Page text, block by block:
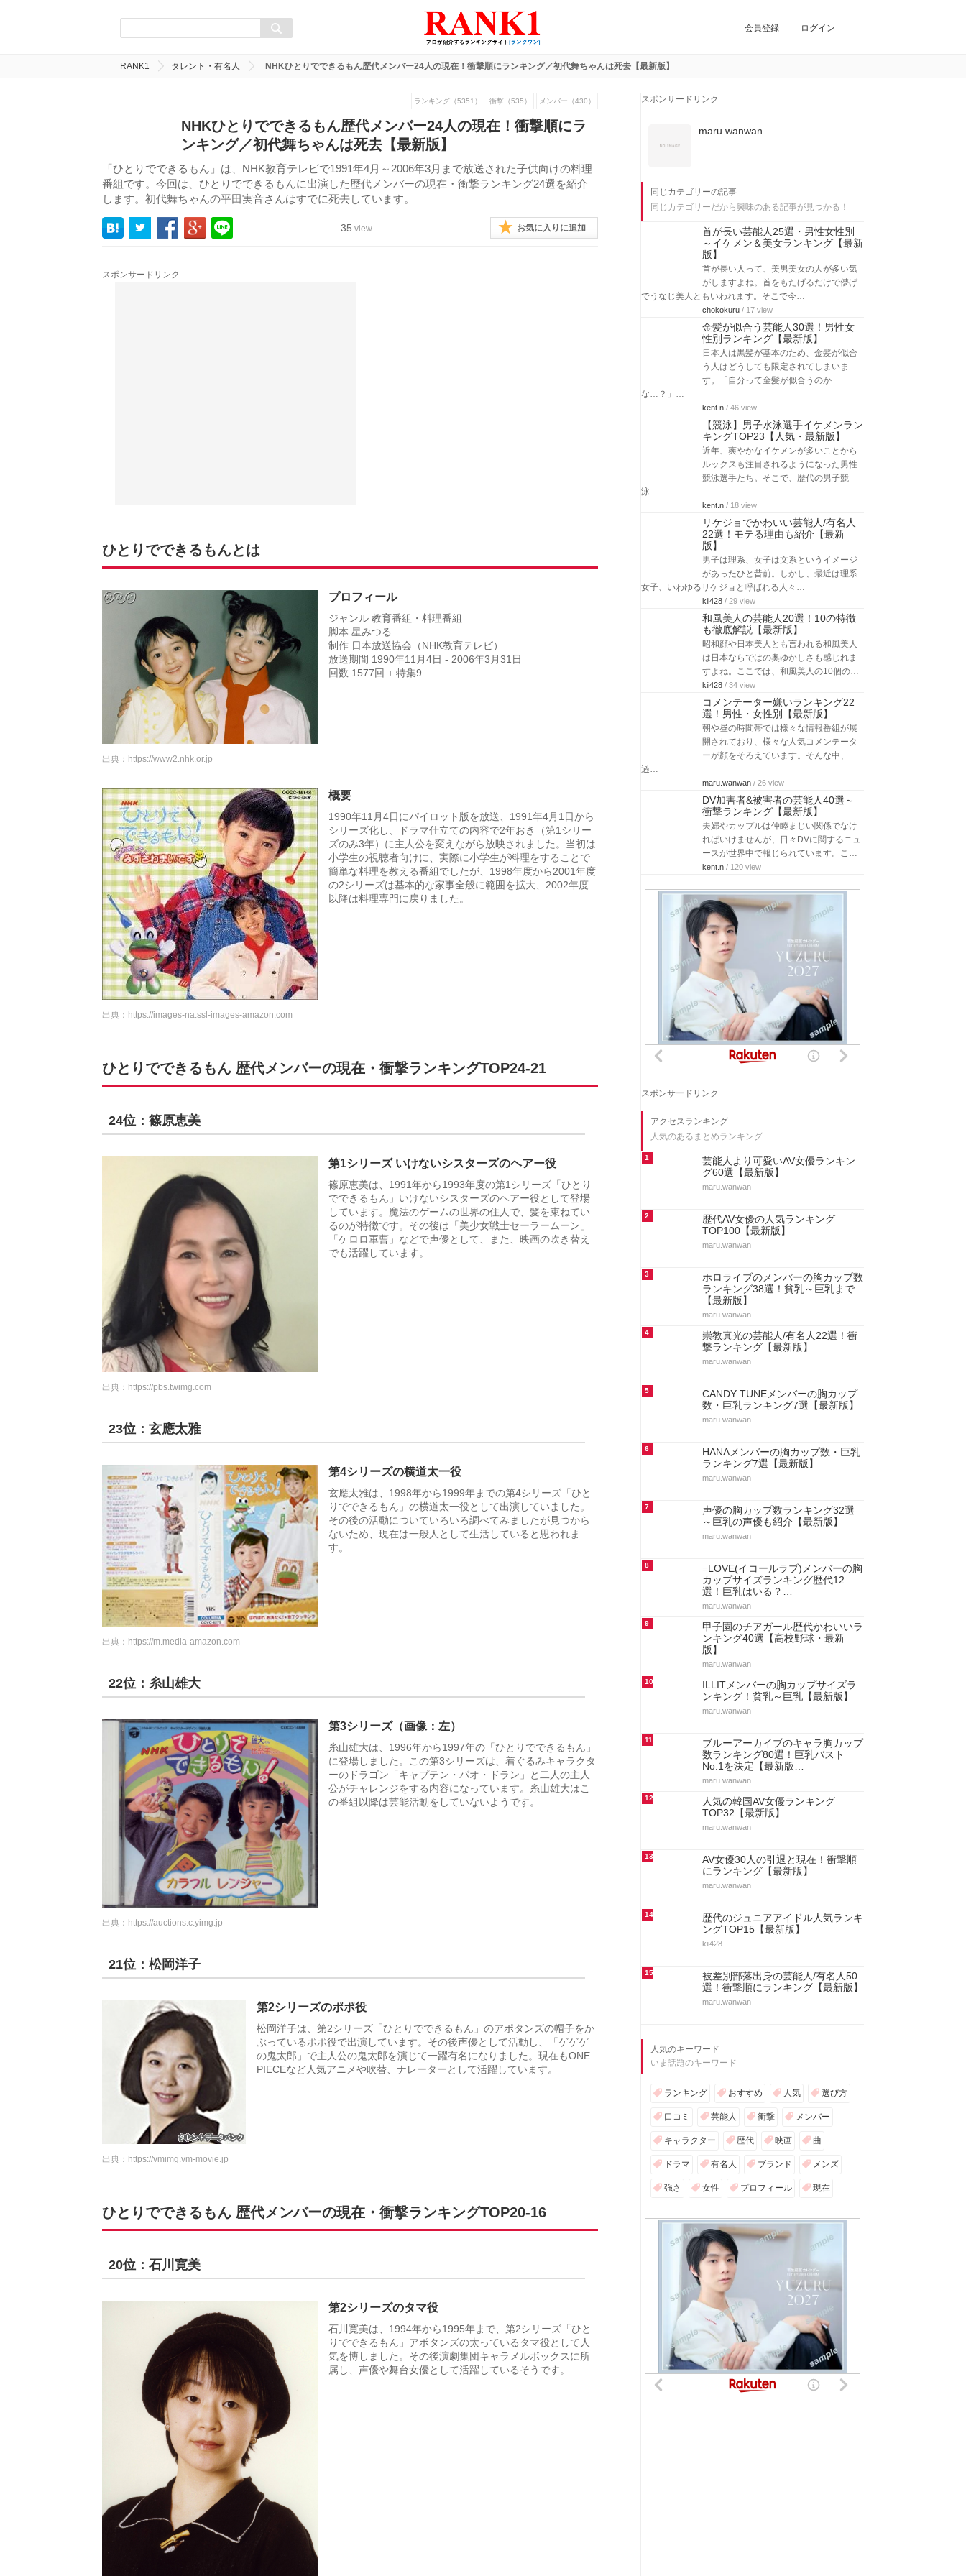
会員登録 ログイン
RANK1 タレント・有名人 NHKひとりでできるもん歴代メンバー24人の現在！衝撃順にランキング／初代舞ちゃんは死去【最新版】
ランキング（5351） 衝撃（535） メンバー（430）
NHKひとりでできるもん歴代メンバー24人の現在！衝撃順にラ
ンキング／初代舞ちゃんは死去【最新版】
「ひとりでできるもん」は、NHK教育テレビで1991年4月～2006年3月まで放送された子供向けの料理
番組です。今回は、ひとりでできるもんに出演した歴代メンバーの現在・衝撃ランキング24選を紹介
します。初代舞ちゃんの平田実音さんはすでに死去しています。
35 view お気に入りに追加
スポンサードリンク
ひとりでできるもんとは
プロフィール
ジャンル 教育番組・料理番組
脚本 星みつる
制作 日本放送協会（NHK教育テレビ）
放送期間 1990年11月4日 - 2006年3月31日
回数 1577回 + 特集9
出典： https://www2.nhk.or.jp
概要
1990年11月4日にパイロット版を放送、1991年4月1日から
シリーズ化し、ドラマ仕立ての内容で2年おき（第1シリー
ズのみ3年）に主人公を変えながら放映されました。当初は
小学生の視聴者向けに、実際に小学生が料理をすることで
簡単な料理を教える番組でしたが、1998年度から2001年度
の2シリーズは基本的な家事全般に範囲を拡大、2002年度
以降は料理専門に戻りました。
出典： https://images-na.ssl-images-amazon.com
ひとりでできるもん 歴代メンバーの現在・衝撃ランキングTOP24-21
24位：篠原恵美
第1シリーズ いけないシスターズのヘアー役
篠原恵美は、1991年から1993年度の第1シリーズ「ひとり
でできるもん」いけないシスターズのヘアー役として登場
しています。魔法のゲームの世界の住人で、髪を束ねてい
るのが特徴です。その後は「美少女戦士セーラームーン」
「ケロロ軍曹」などで声優として、また、映画の吹き替え
でも活躍しています。
出典： https://pbs.twimg.com
23位：玄應太雅
第4シリーズの横道太一役
玄應太雅は、1998年から1999年までの第4シリーズ「ひと
りでできるもん」の横道太一役として出演していました。
その後の活動についていろいろ調べてみましたが見つから
ないため、現在は一般人として生活していると思われま
す。
出典： https://m.media-amazon.com
22位：糸山雄大
第3シリーズ（画像：左）
糸山雄大は、1996年から1997年の「ひとりでできるもん」
に登場しました。この第3シリーズは、着ぐるみキャラクタ
ーのドラゴン「キャプテン・パオ・ドラン」と二人の主人
公がチャレンジをする内容になっています。糸山雄大はこ
の番組以降は芸能活動をしていないようです。
出典： https://auctions.c.yimg.jp
21位：松岡洋子
第2シリーズのポポ役
松岡洋子は、第2シリーズ「ひとりでできるもん」のアポタンズの帽子をか
ぶっているポポ役で出演しています。その後声優として活動し、「ゲゲゲ
の鬼太郎」で主人公の鬼太郎を演じて一躍有名になりました。現在もONE
PIECEなど人気アニメや吹替、ナレーターとして活躍しています。
出典： https://vmimg.vm-movie.jp
ひとりでできるもん 歴代メンバーの現在・衝撃ランキングTOP20-16
20位：石川寛美
第2シリーズのタマ役
石川寛美は、1994年から1995年まで、第2シリーズ「ひと
りでできるもん」アポタンズの太っているタマ役として人
気を博しました。その後演劇集団キャラメルボックスに所
属し、声優や舞台女優として活躍しているそうです。
スポンサードリンク
maru.wanwan
同じカテゴリーの記事
同じカテゴリーだから興味のある記事が見つかる！
首が長い芸能人25選・男性女性別
～イケメン＆美女ランキング【最新
版】
首が長い人って、美男美女の人が多い気
がしますよね。首をもたげるだけで儚げ
でうなじ美人ともいわれます。そこで今…
chokokuru / 17 view
金髪が似合う芸能人30選！男性女
性別ランキング【最新版】
日本人は黒髪が基本のため、金髪が似合
う人はどうしても限定されてしまいま
す。「自分って金髪が似合うのか
な…？」…
kent.n / 46 view
【競泳】男子水泳選手イケメンラン
キングTOP23【人気・最新版】
近年、爽やかなイケメンが多いことから
ルックスも注目されるようになった男性
競泳選手たち。そこで、歴代の男子競
泳…
kent.n / 18 view
リケジョでかわいい芸能人/有名人
22選！モテる理由も紹介【最新
版】
男子は理系、女子は文系というイメージ
があったひと昔前。しかし、最近は理系
女子、いわゆるリケジョと呼ばれる人々…
kii428 / 29 view
和風美人の芸能人20選！10の特徴
も徹底解説【最新版】
昭和顔や日本美人とも言われる和風美人
は日本ならではの奥ゆかしさも感じれま
すよね。ここでは、和風美人の10個の…
kii428 / 34 view
コメンテーター嫌いランキング22
選！男性・女性別【最新版】
朝や昼の時間帯では様々な情報番組が展
開されており、様々な人気コメンテータ
ーが顔をそろえています。そんな中、
過…
maru.wanwan / 26 view
DV加害者&被害者の芸能人40選～
衝撃ランキング【最新版】
夫婦やカップルは仲睦まじい関係でなけ
ればいけませんが、日々DVに関するニュ
ースが世界中で報じられています。こ…
kent.n / 120 view
スポンサードリンク
アクセスランキング
人気のあるまとめランキング
1
芸能人より可愛いAV女優ランキン
グ60選【最新版】
maru.wanwan
2
歴代AV女優の人気ランキング
TOP100【最新版】
maru.wanwan
3
ホロライブのメンバーの胸カップ数
ランキング38選！貧乳～巨乳まで
【最新版】
maru.wanwan
4
崇教真光の芸能人/有名人22選！衝
撃ランキング【最新版】
maru.wanwan
5
CANDY TUNEメンバーの胸カップ
数・巨乳ランキング7選【最新版】
maru.wanwan
6
HANAメンバーの胸カップ数・巨乳
ランキング7選【最新版】
maru.wanwan
7
声優の胸カップ数ランキング32選
～巨乳の声優も紹介【最新版】
maru.wanwan
8
=LOVE(イコールラブ)メンバーの胸
カップサイズランキング歴代12
選！巨乳はいる？…
maru.wanwan
9
甲子園のチアガール歴代かわいいラ
ンキング40選【高校野球・最新
版】
maru.wanwan
10
ILLITメンバーの胸カップサイズラ
ンキング！貧乳～巨乳【最新版】
maru.wanwan
11
ブルーアーカイブのキャラ胸カップ
数ランキング80選！巨乳バスト
No.1を決定【最新版…
maru.wanwan
12
人気の韓国AV女優ランキング
TOP32【最新版】
maru.wanwan
13
AV女優30人の引退と現在！衝撃順
にランキング【最新版】
maru.wanwan
14
歴代のジュニアアイドル人気ランキ
ングTOP15【最新版】
kii428
15
被差別部落出身の芸能人/有名人50
選！衝撃順にランキング【最新版】
maru.wanwan
人気のキーワード
いま話題のキーワード
ランキング おすすめ 人気 選び方
口コミ 芸能人 衝撃 メンバー
キャラクター 歴代 映画 曲
ドラマ 有名人 ブランド メンズ
強さ 女性 プロフィール 現在